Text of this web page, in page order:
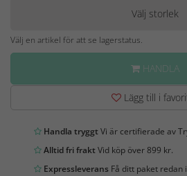
Välj storlek
Välj en artikel för att se lagerstatus.
HANDLA
Lägg till i
Handla tryggtVi är certifierade av
Alltid fri fraktVid köp över 899 kr.
Expressleverans Få ditt paket redan